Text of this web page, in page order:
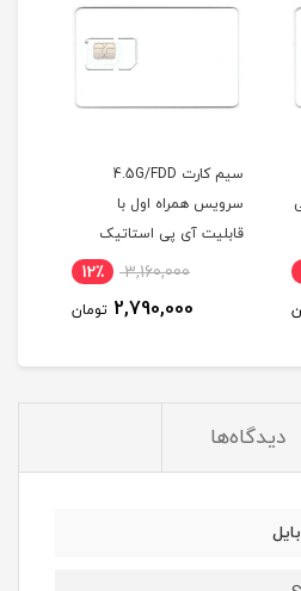
سیم کارت 4.5G/FDD
سرویس همراه اول با
قابلیت آی پی استاتیک
(مخصوص مودم )
3,160,000 12٪
2,790,000 تومان
دیدگاه‌ها